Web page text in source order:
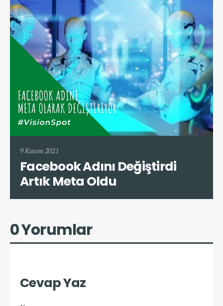
9 Kasım 2021
Facebook Adını Değiştirdi
Artık Meta Oldu
0 Yorumlar
Cevap Yaz